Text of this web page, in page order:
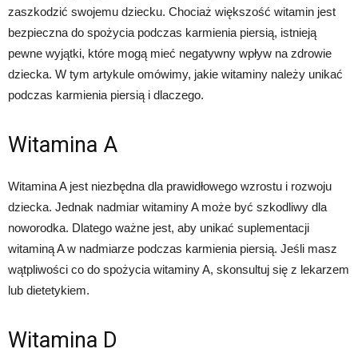
zaszkodzić swojemu dziecku. Chociaż większość witamin jest
bezpieczna do spożycia podczas karmienia piersią, istnieją
pewne wyjątki, które mogą mieć negatywny wpływ na zdrowie
dziecka. W tym artykule omówimy, jakie witaminy należy unikać
podczas karmienia piersią i dlaczego.
Witamina A
Witamina A jest niezbędna dla prawidłowego wzrostu i rozwoju
dziecka. Jednak nadmiar witaminy A może być szkodliwy dla
noworodka. Dlatego ważne jest, aby unikać suplementacji
witaminą A w nadmiarze podczas karmienia piersią. Jeśli masz
wątpliwości co do spożycia witaminy A, skonsultuj się z lekarzem
lub dietetykiem.
Witamina D